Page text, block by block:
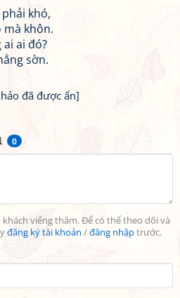
0
viếng thăm. Để có thể theo dõi và
đăng ký tài khoản /đăng nhậptrước.
khó,
mà khôn.
ai đó?
sờn.
đã được ẩn]